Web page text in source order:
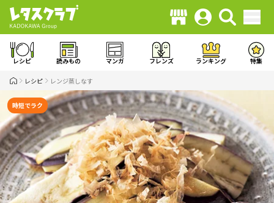
レシピ 読みもの マンガ フレンズ ランキング 特集
レシピ レンジ蒸しなす
時短でラク